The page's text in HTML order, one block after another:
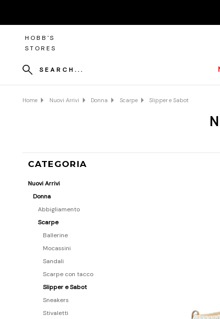
HOBB'S
STORES
SEARCH...
Home Nuovi Arrivi Donna Scarpe Slipper e Sabot
CATEGORIA
Nuovi Arrivi
Donna
Abbigliamento
Scarpe
Ballerine
Mocassini
Sandali
Scarpe con tacco
Slipper e Sabot
Sneakers
Stivaletti